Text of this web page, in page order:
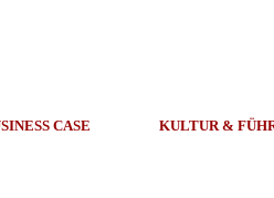
CASE KULTUR &